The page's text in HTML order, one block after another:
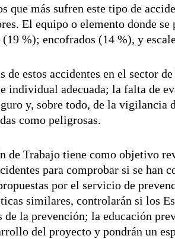
que más sufren este tipo de
El equipo o elemento donde
(19 %); encofrados (14 %), y
de estos accidentes en el sector
individual adecuada; la falta de
y, sobre todo, de la vigilancia
como peligrosas.
de Trabajo tiene como objetivo
para comprobar si se han
por el servicio de
similares, controlarán si los
la prevención; la educación
del proyecto y pondrán un